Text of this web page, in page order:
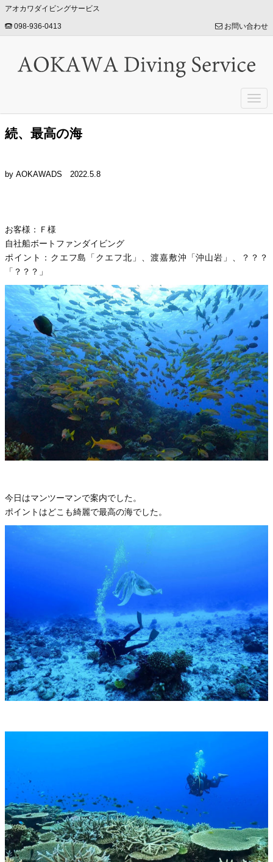
アオカワダイビングサービス
098-936-0413 お問い合わせ
続、最高の海
by AOKAWADS 2022.5.8
お客様：Ｆ様
自社船ボートファンダイビング
ポイント：クエフ島「クエフ北」、渡嘉敷沖「沖山岩」、？？？
「？？？」
今日はマンツーマンで案内でした。
ポイントはどこも綺麗で最高の海でした。